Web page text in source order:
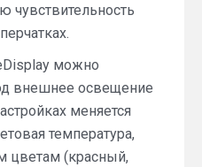
можно
внешнее освещение
меняется
температура,
цветам (красный,